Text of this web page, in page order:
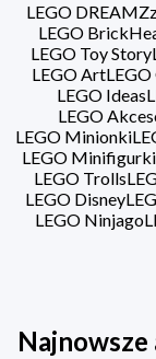
LEGO
LEGO
LEGO Toy Story
LEGO ArtLEGO
LEGO Ideas
LEGO
LEGO Minionki
LEGO Minifigurki
LEGO Trolls
LEGO Disney
LEGO Ninjago